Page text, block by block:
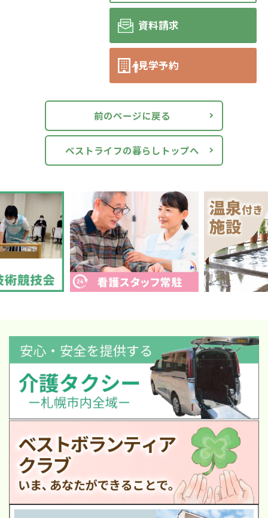
資料請求
見学予約
前のページに戻る
ベストライフの暮らしトップへ